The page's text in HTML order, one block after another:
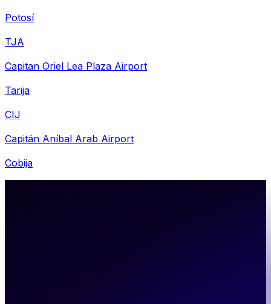
Potosí
TJA
Capitan Oriel Lea Plaza Airport
Tarija
CIJ
Capitán Aníbal Arab Airport
Cobija